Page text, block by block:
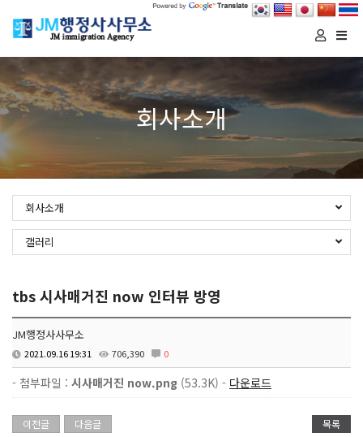
회사소개
회사소개
갤러리
tbs 시사매거진 now 인터뷰 방영
JM행정사사무소
2021.09.16 19:31 706,390 0
- 첨부파일 : 시사매거진 now.png (53.3K) - 다운로드
이전글 다음글 목록